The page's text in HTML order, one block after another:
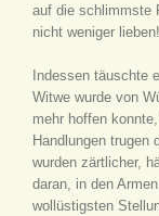
auf die schlimmste
nicht weniger
Indessen täuschte
Witwe wurde von
mehr hoffen
Handlungen trugen
wurden zärtlicher,
daran, in den
wollüstigsten